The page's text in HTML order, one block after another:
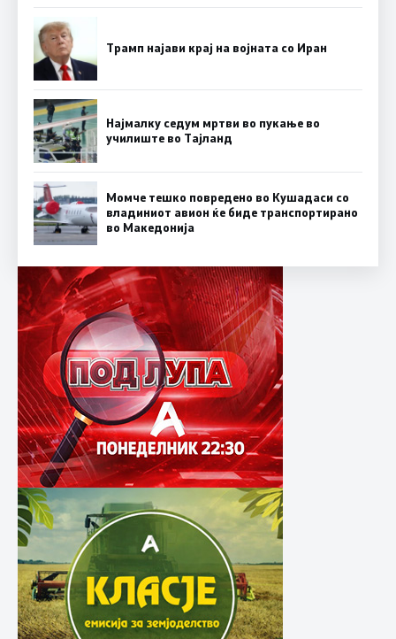
Трамп најави крај на војната со Иран
Најмалку седум мртви во пукање во
училиште во Тајланд
Момче тешко повредено во Кушадаси со
владиниот авион ќе биде транспортирано
во Македонија